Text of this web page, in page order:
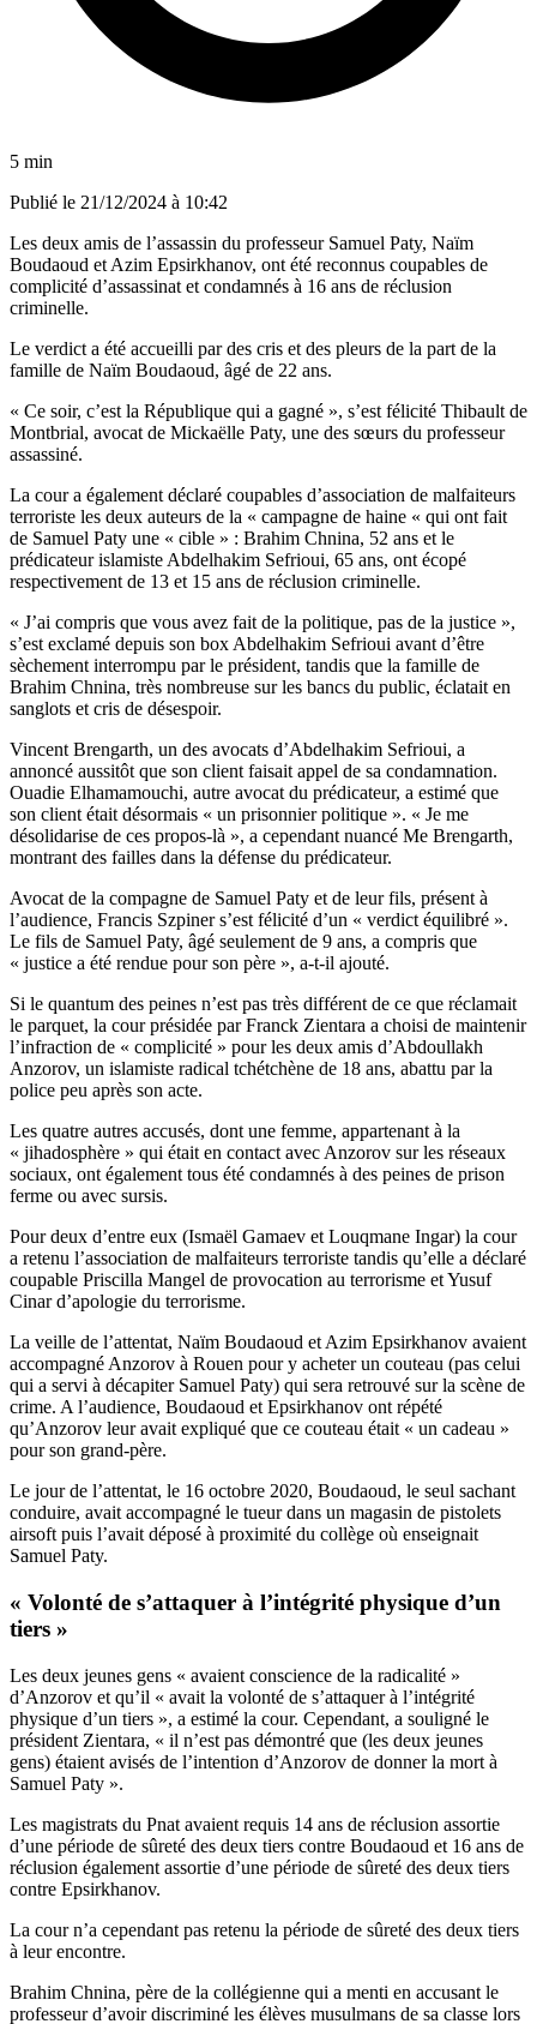
5 min
Publié le 21/12/2024 à 10:42
Les deux amis de l’assassin du professeur Samuel Paty, Naïm
Boudaoud et Azim Epsirkhanov, ont été reconnus coupables de
complicité d’assassinat et condamnés à 16 ans de réclusion
criminelle.
Le verdict a été accueilli par des cris et des pleurs de la part de la
famille de Naïm Boudaoud, âgé de 22 ans.
« Ce soir, c’est la République qui a gagné », s’est félicité Thibault de
Montbrial, avocat de Mickaëlle Paty, une des sœurs du professeur
assassiné.
La cour a également déclaré coupables d’association de malfaiteurs
terroriste les deux auteurs de la « campagne de haine « qui ont fait
de Samuel Paty une « cible » : Brahim Chnina, 52 ans et le
prédicateur islamiste Abdelhakim Sefrioui, 65 ans, ont écopé
respectivement de 13 et 15 ans de réclusion criminelle.
« J’ai compris que vous avez fait de la politique, pas de la justice »,
s’est exclamé depuis son box Abdelhakim Sefrioui avant d’être
sèchement interrompu par le président, tandis que la famille de
Brahim Chnina, très nombreuse sur les bancs du public, éclatait en
sanglots et cris de désespoir.
Vincent Brengarth, un des avocats d’Abdelhakim Sefrioui, a
annoncé aussitôt que son client faisait appel de sa condamnation.
Ouadie Elhamamouchi, autre avocat du prédicateur, a estimé que
son client était désormais « un prisonnier politique ». « Je me
désolidarise de ces propos-là », a cependant nuancé Me Brengarth,
montrant des failles dans la défense du prédicateur.
Avocat de la compagne de Samuel Paty et de leur fils, présent à
l’audience, Francis Szpiner s’est félicité d’un « verdict équilibré ».
Le fils de Samuel Paty, âgé seulement de 9 ans, a compris que
« justice a été rendue pour son père », a-t-il ajouté.
Si le quantum des peines n’est pas très différent de ce que réclamait
le parquet, la cour présidée par Franck Zientara a choisi de maintenir
l’infraction de « complicité » pour les deux amis d’Abdoullakh
Anzorov, un islamiste radical tchétchène de 18 ans, abattu par la
police peu après son acte.
Les quatre autres accusés, dont une femme, appartenant à la
« jihadosphère » qui était en contact avec Anzorov sur les réseaux
sociaux, ont également tous été condamnés à des peines de prison
ferme ou avec sursis.
Pour deux d’entre eux (Ismaël Gamaev et Louqmane Ingar) la cour
a retenu l’association de malfaiteurs terroriste tandis qu’elle a déclaré
coupable Priscilla Mangel de provocation au terrorisme et Yusuf
Cinar d’apologie du terrorisme.
La veille de l’attentat, Naïm Boudaoud et Azim Epsirkhanov avaient
accompagné Anzorov à Rouen pour y acheter un couteau (pas celui
qui a servi à décapiter Samuel Paty) qui sera retrouvé sur la scène de
crime. A l’audience, Boudaoud et Epsirkhanov ont répété
qu’Anzorov leur avait expliqué que ce couteau était « un cadeau »
pour son grand-père.
Le jour de l’attentat, le 16 octobre 2020, Boudaoud, le seul sachant
conduire, avait accompagné le tueur dans un magasin de pistolets
airsoft puis l’avait déposé à proximité du collège où enseignait
Samuel Paty.
« Volonté de s’attaquer à l’intégrité physique d’un
tiers »
Les deux jeunes gens « avaient conscience de la radicalité »
d’Anzorov et qu’il « avait la volonté de s’attaquer à l’intégrité
physique d’un tiers », a estimé la cour. Cependant, a souligné le
président Zientara, « il n’est pas démontré que (les deux jeunes
gens) étaient avisés de l’intention d’Anzorov de donner la mort à
Samuel Paty ».
Les magistrats du Pnat avaient requis 14 ans de réclusion assortie
d’une période de sûreté des deux tiers contre Boudaoud et 16 ans de
réclusion également assortie d’une période de sûreté des deux tiers
contre Epsirkhanov.
La cour n’a cependant pas retenu la période de sûreté des deux tiers
à leur encontre.
Brahim Chnina, père de la collégienne qui a menti en accusant le
professeur d’avoir discriminé les élèves musulmans de sa classe lors